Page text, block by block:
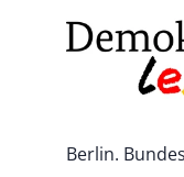
Berlin.